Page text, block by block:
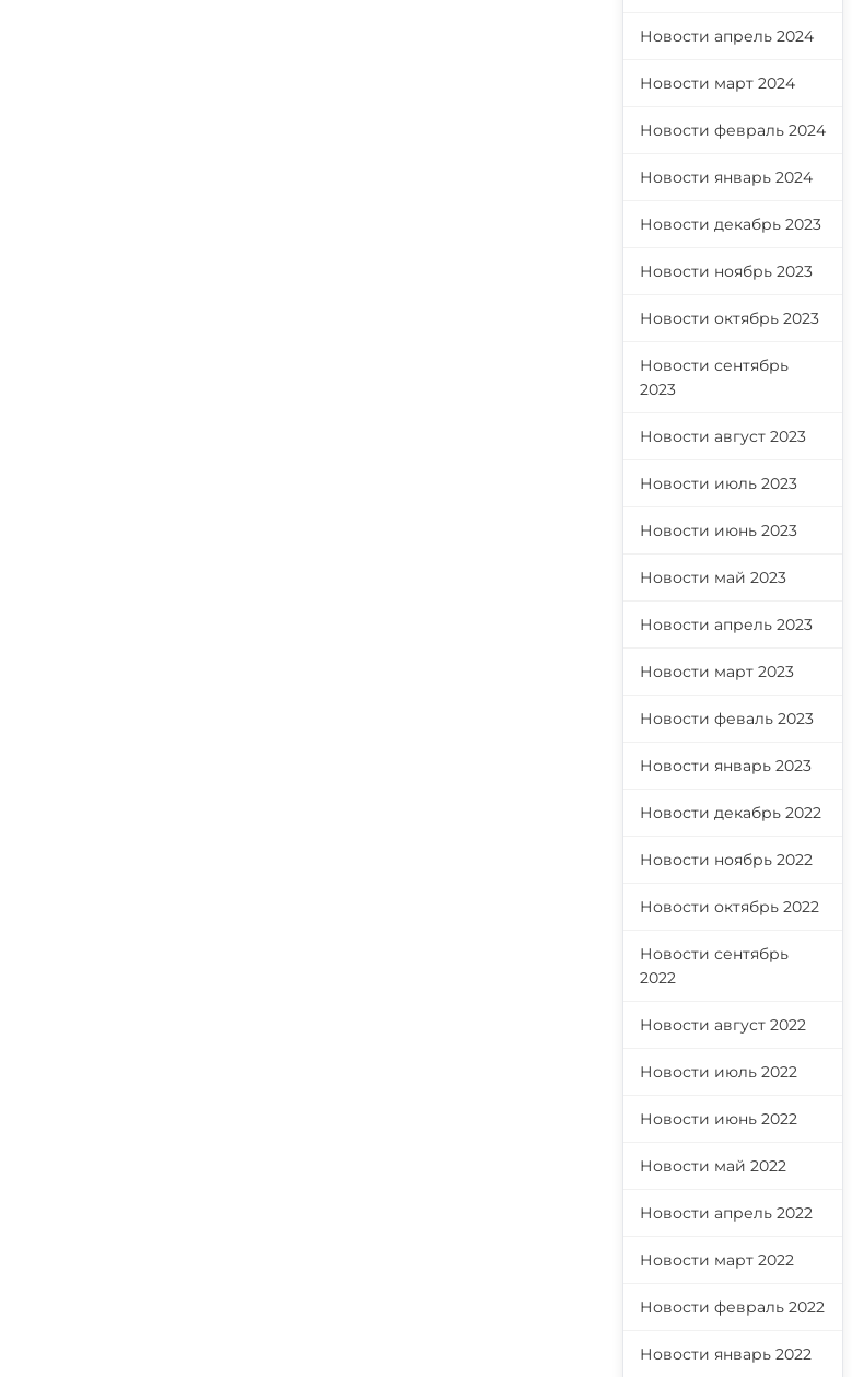
Новости апрель 2024
Новости март 2024
Новости февраль 2024
Новости январь 2024
Новости декабрь 2023
Новости ноябрь 2023
Новости октябрь 2023
Новости сентябрь
2023
Новости август 2023
Новости июль 2023
Новости июнь 2023
Новости май 2023
Новости апрель 2023
Новости март 2023
Новости феваль 2023
Новости январь 2023
Новости декабрь 2022
Новости ноябрь 2022
Новости октябрь 2022
Новости сентябрь
2022
Новости август 2022
Новости июль 2022
Новости июнь 2022
Новости май 2022
Новости апрель 2022
Новости март 2022
Новости февраль 2022
Новости январь 2022